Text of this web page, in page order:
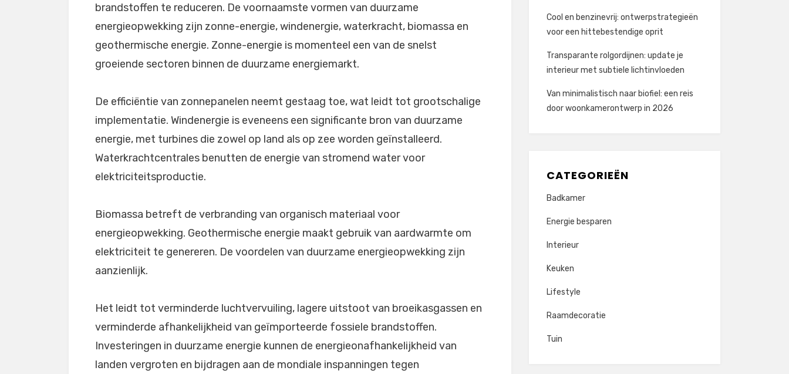
brandstoffen te reduceren. De voornaamste vormen van duurzame
energieopwekking zijn zonne-energie, windenergie, waterkracht, biomassa en
geothermische energie. Zonne-energie is momenteel een van de snelst
groeiende sectoren binnen de duurzame energiemarkt.
De efficiëntie van zonnepanelen neemt gestaag toe, wat leidt tot grootschalige
implementatie. Windenergie is eveneens een significante bron van duurzame
energie, met turbines die zowel op land als op zee worden geïnstalleerd.
Waterkrachtcentrales benutten de energie van stromend water voor
elektriciteitsproductie.
Biomassa betreft de verbranding van organisch materiaal voor
energieopwekking. Geothermische energie maakt gebruik van aardwarmte om
elektriciteit te genereren. De voordelen van duurzame energieopwekking zijn
aanzienlijk.
Het leidt tot verminderde luchtvervuiling, lagere uitstoot van broeikasgassen en
verminderde afhankelijkheid van geïmporteerde fossiele brandstoffen.
Investeringen in duurzame energie kunnen de energieonafhankelijkheid van
landen vergroten en bijdragen aan de mondiale inspanningen tegen
Cool en benzinevrij: ontwerpstrategieën
voor een hittebestendige oprit
Transparante rolgordijnen: update je
interieur met subtiele lichtinvloeden
Van minimalistisch naar biofiel: een reis
door woonkamerontwerp in 2026
CATEGORIEËN
Badkamer
Energie besparen
Interieur
Keuken
Lifestyle
Raamdecoratie
Tuin